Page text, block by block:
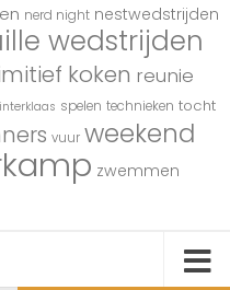
nerd night nestwedstrijden
wedstrijden
koken reunie
spelen technieken tocht
vuur weekend
zwemmen